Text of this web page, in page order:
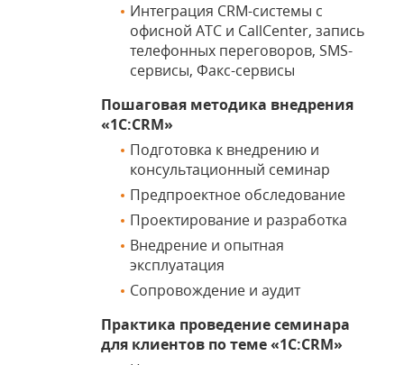
Интеграция CRM-системы с
офисной АТС и СallСenter, запись
телефонных переговоров, SMS-
сервисы, Факс-сервисы
Пошаговая методика внедрения
«1С:CRM»
Подготовка к внедрению и
консультационный семинар
Предпроектное обследование
Проектирование и разработка
Внедрение и опытная
эксплуатация
Сопровождение и аудит
Практика проведение семинара
для клиентов по теме «1С:CRM»